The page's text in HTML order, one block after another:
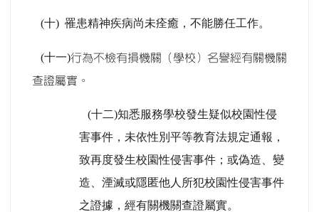
(十) 罹患精神疾病尚未痊癒，不能勝任工作。
(十一)行為不檢有損機關（學校）名譽經有關機關
查證屬實。
(十二)知悉服務學校發生疑似校園性侵
害事件，未依性別平等教育法規定通報，
致再度發生校園性侵害事件；或偽造、變
造、湮滅或隱匿他人所犯校園性侵害事件
之證據，經有關機關查證屬實。